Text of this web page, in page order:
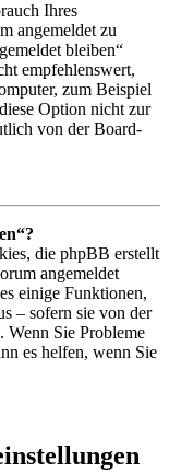
Ihres
angemeldet zu
bleiben“
empfehlenswert,
zum Beispiel
Option nicht zur
von der Board-
die phpBB erstellt
angemeldet
einige Funktionen,
– sofern sie von der
Sie Probleme
es helfen, wenn Sie